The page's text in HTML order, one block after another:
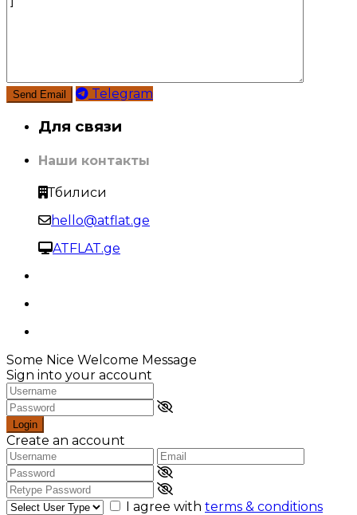
Telegram
Для связи
Наши контакты
Тбилиси
hello@atflat.ge
ATFLAT.ge
Some Nice Welcome Message
Sign into your account
Login
Create an account
I agree with terms & conditions